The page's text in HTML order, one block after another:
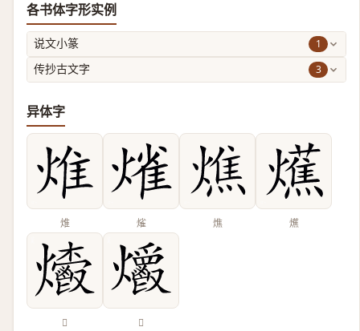
各书体字形实例
说文小篆 1
传抄古文字 3
异体字
焳 熦 燋 爑
𤓄 𤓡